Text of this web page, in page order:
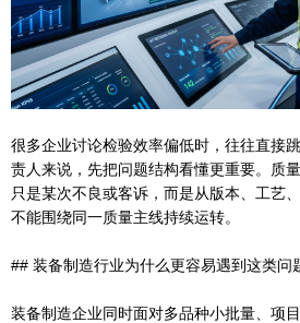
很多企业讨论检验效率偏低时，往往直接
责人来说，先把问题结构看懂更重要。质
只是某次不良或客诉，而是从版本、工艺
不能围绕同一质量主线持续运转。
## 装备制造行业为什么更容易遇到这类问
装备制造企业同时面对多品种小批量、项